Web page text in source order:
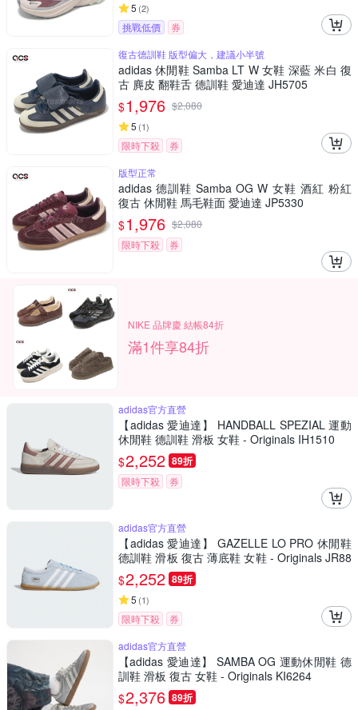
5 (2)
挑戰低價
券
復古德訓鞋 版型偏大，建議小半號
adidas 休閒鞋 Samba LT W 女鞋 深藍 米白 復
古 麂皮 翻鞋舌 德訓鞋 愛迪達 JH5705
$1,976 $2,080
5 (1)
限時下殺
券
版型正常
adidas 德訓鞋 Samba OG W 女鞋 酒紅 粉紅
復古 休閒鞋 馬毛鞋面 愛迪達 JP5330
$1,976 $2,080
限時下殺
券
NIKE 品牌慶 結帳84折
滿1件享84折
adidas官方直營
【adidas 愛迪達】 HANDBALL SPEZIAL 運動
休閒鞋 德訓鞋 滑板 女鞋 - Originals IH1510
$2,252 89折
限時下殺 券
adidas官方直營
【adidas 愛迪達】 GAZELLE LO PRO 休閒鞋
德訓鞋 滑板 復古 薄底鞋 女鞋 - Originals JR88
93
$2,252 89折
5 (1)
限時下殺
券
adidas官方直營
【adidas 愛迪達】 SAMBA OG 運動休閒鞋 德
訓鞋 滑板 復古 女鞋 - Originals KI6264
$2,376 89折